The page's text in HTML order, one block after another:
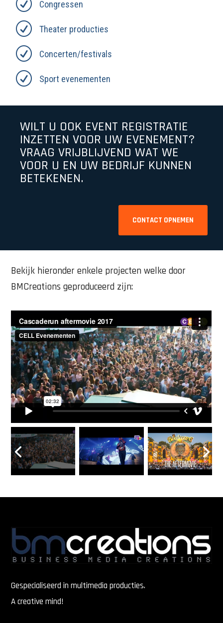
R Congressen
R Theater producties
R Concerten/festivals
R Sport evenementen
WILT U OOK EVENT REGISTRATIE
INZETTEN VOOR UW EVENEMENT?
VRAAG VRIJBLIJVEND WAT WE
VOOR U EN UW BEDRIJF KUNNEN
BETEKENEN.
CONTACT OPNEMEN
Bekijk hieronder enkele projecten welke door
BMCreations geproduceerd zijn:
Gespecialiseerd in multimedia producties.
A creative mind!